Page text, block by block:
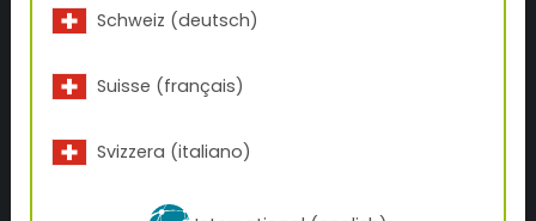
TIGER Coatings Germany GmbH
DE-63263 Neu-Isenburg
office.de(at)tiger-coatings.com
Schweiz (deutsch)
Suisse (français)
Svizzera (italiano)